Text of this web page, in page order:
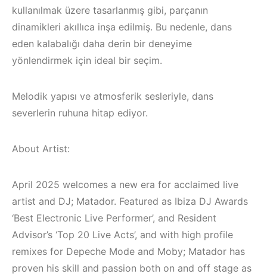
/ Çeşme /
/
Müzik
ve
2023
Techno)
Elektronik Müzik
Mekanları 2022 –
(House, Techno,
Downtempo)
kullanılmak üzere tasarlanmış gibi, parçanın
dinamikleri akıllıca inşa edilmiş. Bu nedenle, dans
eden kalabalığı daha derin bir deneyime
yönlendirmek için ideal bir seçim.
Melodik yapısı ve atmosferik sesleriyle, dans
severlerin ruhuna hitap ediyor.
About Artist:
April 2025 welcomes a new era for acclaimed live
artist and DJ; Matador. Featured as Ibiza DJ Awards
‘Best Electronic Live Performer’, and Resident
Advisor’s ‘Top 20 Live Acts’, and with high profile
remixes for Depeche Mode and Moby; Matador has
proven his skill and passion both on and off stage as